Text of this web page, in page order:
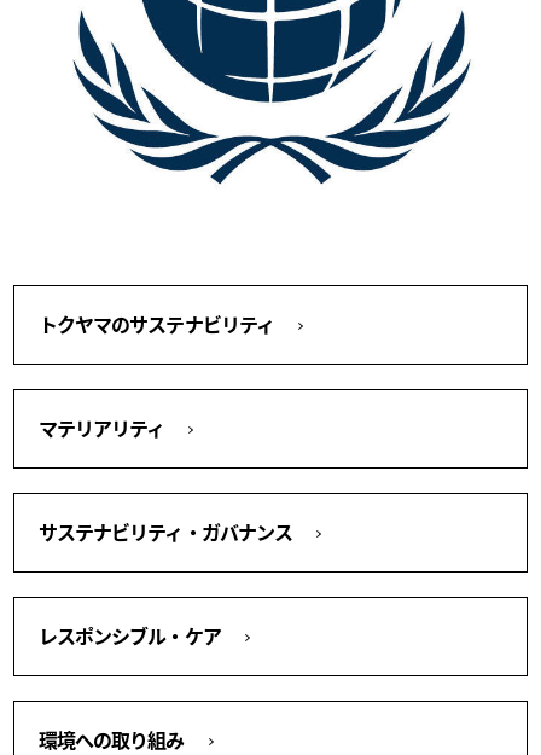
トクヤマのサステナビリティ
マテリアリティ
サステナビリティ・ガバナンス
レスポンシブル・ケア
環境への取り組み